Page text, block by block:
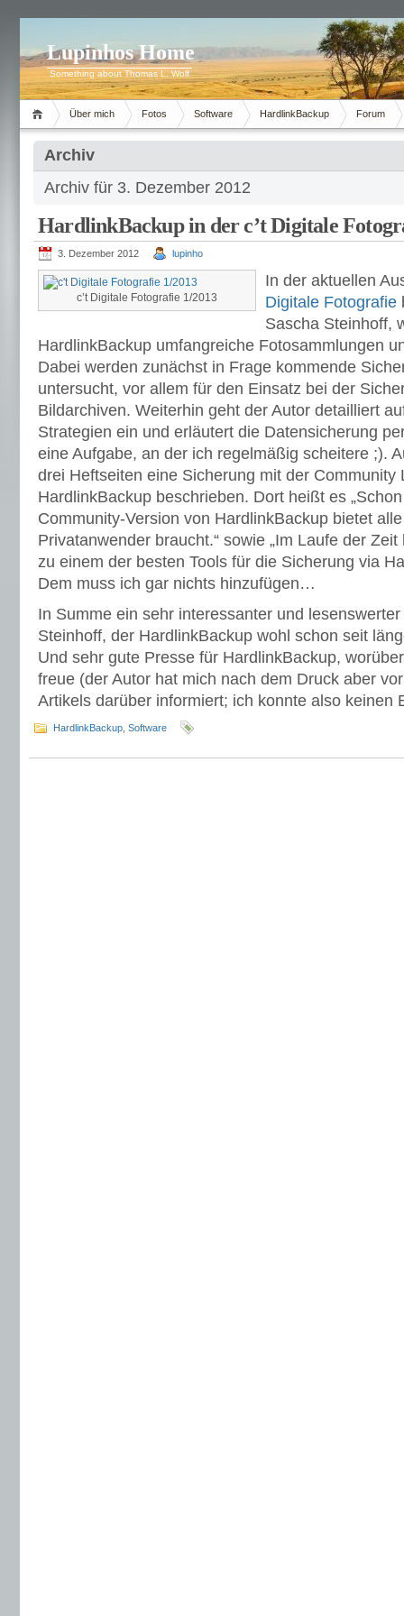
Lupinhos Home
Something about Thomas L. Wolf
Über mich Fotos Software HardlinkBackup Forum
Archiv
Archiv für 3. Dezember 2012
HardlinkBackup in der c’t Digitale
3. Dezember 2012 lupinho
c’t Digitale Fotografie 1/2013
In der aktuellen
Digitale Fotografie
Sascha Steinhoff,
HardlinkBackup umfangreiche Fotosammlungen
Dabei werden zunächst in Frage kommende
untersucht, vor allem für den Einsatz bei der
Bildarchiven. Weiterhin geht der Autor detailliert
Strategien ein und erläutert die Datensicherung
eine Aufgabe, an der ich regelmäßig scheitere ;).
drei Heftseiten eine Sicherung mit der Community
HardlinkBackup beschrieben. Dort heißt es
Community-Version von HardlinkBackup bietet
Privatanwender braucht.“ sowie „Im Laufe der
zu einem der besten Tools für die Sicherung via
Dem muss ich gar nichts hinzufügen…
In Summe ein sehr interessanter und
Steinhoff, der HardlinkBackup wohl schon seit
Und sehr gute Presse für HardlinkBackup,
freue (der Autor hat mich nach dem Druck aber
Artikels darüber informiert; ich konnte also keinen
HardlinkBackup Software